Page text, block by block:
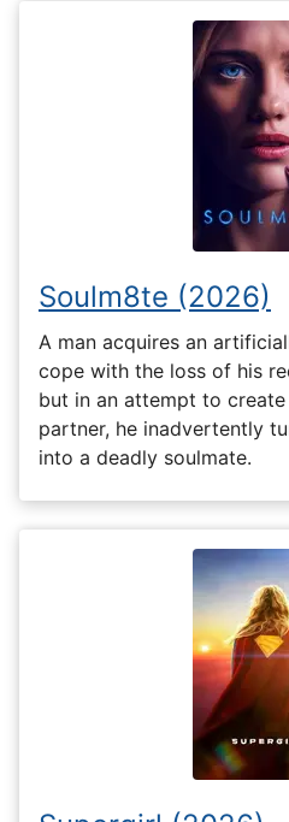
Soulm8te (2026)
A man acquires an
cope with the loss of his
but in an attempt to
partner, he inadvertently
into a deadly soulmate.